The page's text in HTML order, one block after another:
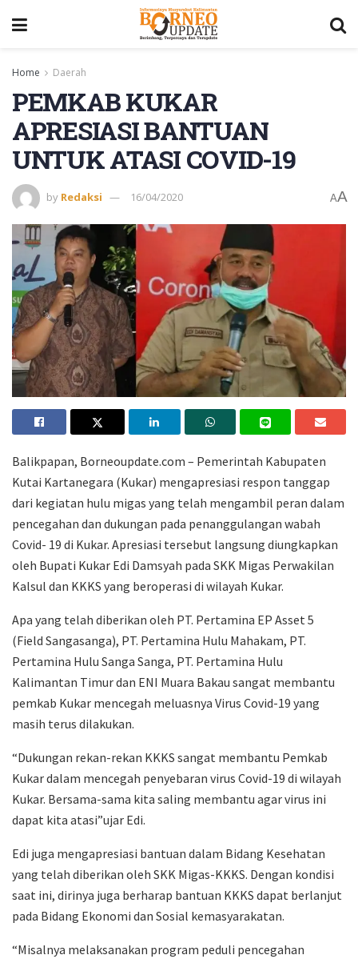
Home Daerah
PEMKAB KUKAR
APRESIASI BANTUAN
UNTUK ATASI COVID-19
by Redaksi 16/04/2020 AA
Balikpapan, Borneoupdate.com – Pemerintah Kabupaten
Kutai Kartanegara (Kukar) mengapresiasi respon tanggap
dari kegiatan hulu migas yang telah mengambil peran dalam
pencegahan dan dukungan pada penanggulangan wabah
Covid- 19 di Kukar. Apresiasi tersebut langsung diungkapkan
oleh Bupati Kukar Edi Damsyah pada SKK Migas Perwakilan
Kalsul dan KKKS yang beroperasi di wilayah Kukar.
Apa yang telah diberikan oleh PT. Pertamina EP Asset 5
(Field Sangasanga), PT. Pertamina Hulu Mahakam, PT.
Pertamina Hulu Sanga Sanga, PT. Pertamina Hulu
Kalimantan Timur dan ENI Muara Bakau sangat membantu
pemkab Kukar mencegah meluasnya Virus Covid-19 yang
masih terus dilakukan.
“Dukungan rekan-rekan KKKS sangat membantu Pemkab
Kukar dalam mencegah penyebaran virus Covid-19 di wilayah
Kukar. Bersama-sama kita saling membantu agar virus ini
dapat kita atasi”ujar Edi.
Edi juga mengapresiasi bantuan dalam Bidang Kesehatan
yang telah diberikan oleh SKK Migas-KKKS. Dengan kondisi
saat ini, dirinya juga berharap bantuan KKKS dapat berlanjut
pada Bidang Ekonomi dan Sosial kemasyarakatan.
“Misalnya melaksanakan program peduli pencegahan